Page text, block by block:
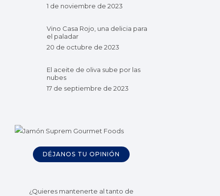
1 de noviembre de 2023
Vino Casa Rojo, una delicia para
el paladar
20 de octubre de 2023
El aceite de oliva sube por las
nubes
17 de septiembre de 2023
DÉJANOS TU OPINIÓN
¿Quieres mantenerte al tanto de